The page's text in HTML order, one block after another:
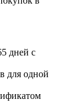
дней с
для одной